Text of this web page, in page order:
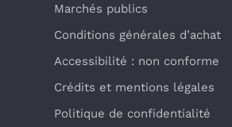
Marchés publics
Conditions générales d’achat
Accessibilité : non conforme
Crédits et mentions légales
Politique de confidentialité